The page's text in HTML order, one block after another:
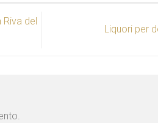
del
Liquori per